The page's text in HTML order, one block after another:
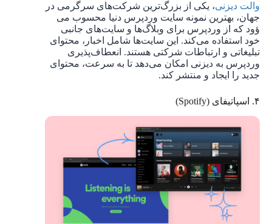
والت دیزنی، یکی از بزرگ‌ترین شرکت‌های سرگرمی در
جهان، بهترین نمونه سایت وردپرس دنیا محسوب می
ؤود که از وردپرس برای وبلاگ‌ها و سایت‌های جانبی
خود استفاده می‌کند. این سایت‌ها شامل اخبار، محتوای
تبلیغاتی و ارتباطات شرکتی هستند. انعطاف‌پذیری
وردپرس به دیزنی امکان می‌دهد تا به ‌سرعت، محتوای
جدید را ایجاد و منتشر کند.
۴. اسپاتیفای (Spotify)